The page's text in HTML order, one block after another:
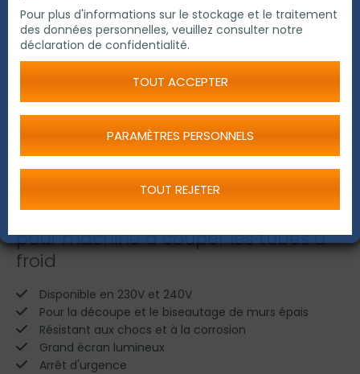
Servomoteur
pour machine à couper les tubes à
froid
Disponible en 230V et 240V
Pour la découpe et le biseautage de murs épais
Résistant aux chocs et à la corrosion
Grand écran lumineux
Arrêt d'urgence
Pour plus d'informations sur le stockage et le traitement
des données personnelles, veuillez consulter notre
déclaration de confidentialité.
TOUT ACCEPTER
PARAMÈTRES PERSONNELS
TOUT REJETER